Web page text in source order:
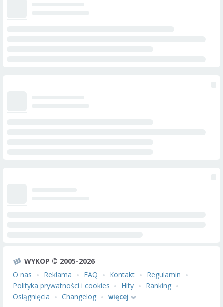
WYKOP © 2005-2026
O nas
Reklama FAQ Kontakt
Regulamin
Polityka prywatności i cookies
Hity
Ranking
Osiągnięcia
Changelog więcej